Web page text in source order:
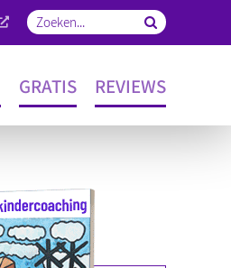
Zoeken
GRATIS REVIEWS